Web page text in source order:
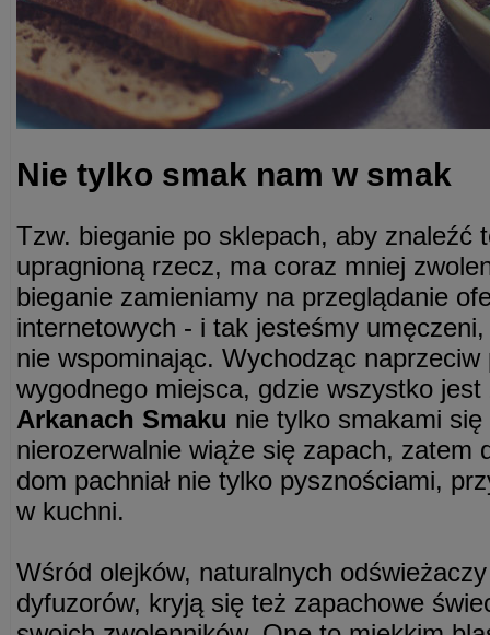
Nie tylko smak nam w smak
Tzw. bieganie po sklepach, aby znaleźć
upragnioną rzecz, ma coraz mniej
bieganie zamieniamy na przeglądanie
internetowych - i tak jesteśmy
nie wspominając. Wychodząc
wygodnego miejsca, gdzie wszystko
Arkanach Smaku nie tylko smakami
nierozerwalnie wiąże się zapach, zatem
dom pachniał nie tylko pysznościami,
w kuchni.
Wśród olejków, naturalnych
dyfuzorów, kryją się też zapachowe